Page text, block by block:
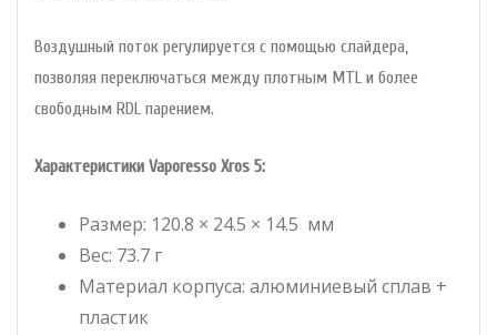
Воздушный поток регулируется с помощью слайдера,
позволяя переключаться между плотным MTL и более
свободным RDL парением.
Характеристики Vaporesso Xros 5:
Размер: 120.8 × 24.5 × 14.5 мм
Вес: 73.7 г
Материал корпуса: алюминиевый сплав +
пластик